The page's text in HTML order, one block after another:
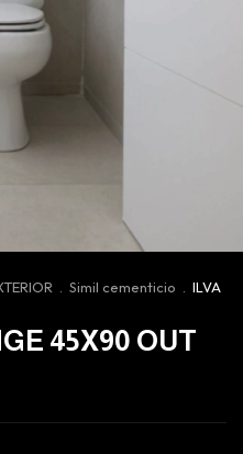
Simil cementicio
ILVA
45X90 OUT